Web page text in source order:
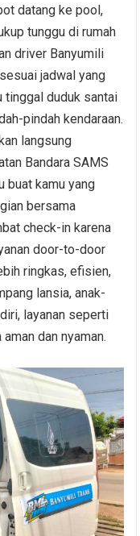
datang ke pool,
tunggu di rumah
driver Banyumili
jadwal yang
tinggal duduk santai
pindah kendaraan.
langsung
Bandara SAMS
buat kamu yang
bersama
check-in karena
door-to-door
ringkas, efisien,
lansia, anak-
layanan seperti
dan nyaman.